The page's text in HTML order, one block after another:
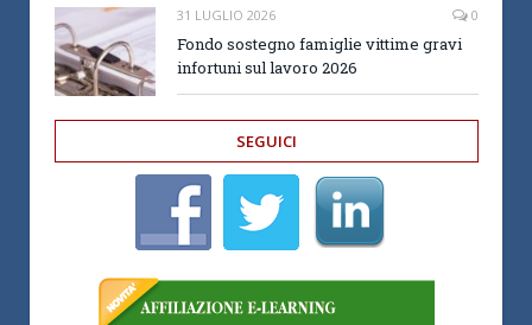
31 LUGLIO 2026 0
Fondo sostegno famiglie vittime gravi
infortuni sul lavoro 2026
SEGUICI